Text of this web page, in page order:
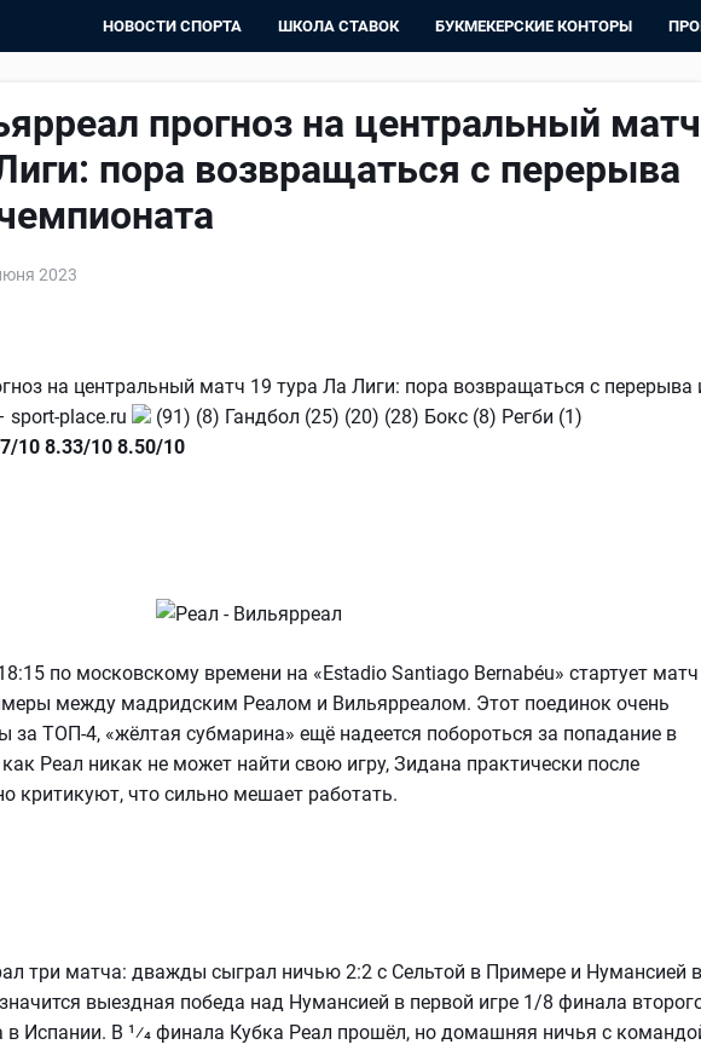
НОВОСТИ СПОРТА ШКОЛА СТАВОК БУКМЕКЕРСКИЕ КОНТОРЫ
прогноз на центральный матч
пора возвращаться с перерыва
2023
на центральный матч 19 тура Ла Лиги: пора возвращаться с перерыва
sport-place.ru
(91) (8) Гандбол (25) (20) (28) Бокс (8) Регби (1)
10 8.33/10 8.50/10
по московскому времени на «Estadio Santiago Bernabéu» стартует матч
между мадридским Реалом и Вильярреалом. Этот поединок очень
за ТОП-4, «жёлтая субмарина» ещё надеется побороться за попадание в
Реал никак не может найти свою игру, Зидана практически после
критикуют, что сильно мешает работать.
три матча: дважды сыграл ничью 2:2 с Сельтой в Примере и Нумансией в
выездная победа над Нумансией в первой игре 1/8 финала
в Испании. В 1⁄4 финала Кубка Реал прошёл, но домашняя ничья с